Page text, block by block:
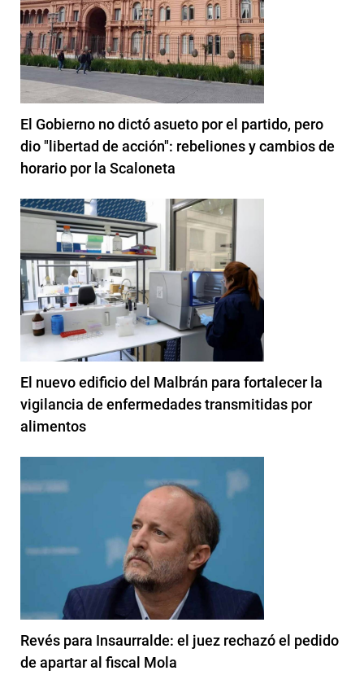
El Gobierno no dictó asueto por el partido, pero
dio "libertad de acción": rebeliones y cambios de
horario por la Scaloneta
El nuevo edificio del Malbrán para fortalecer la
vigilancia de enfermedades transmitidas por
alimentos
Revés para Insaurralde: el juez rechazó el pedido
de apartar al fiscal Mola